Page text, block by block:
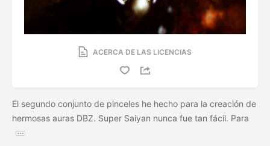
ACERCA DE LAS LICENCIAS
El segundo conjunto de pinceles he hecho para la creación de
hermosas auras DBZ. Super Saiyan nunca fue tan fácil. Para